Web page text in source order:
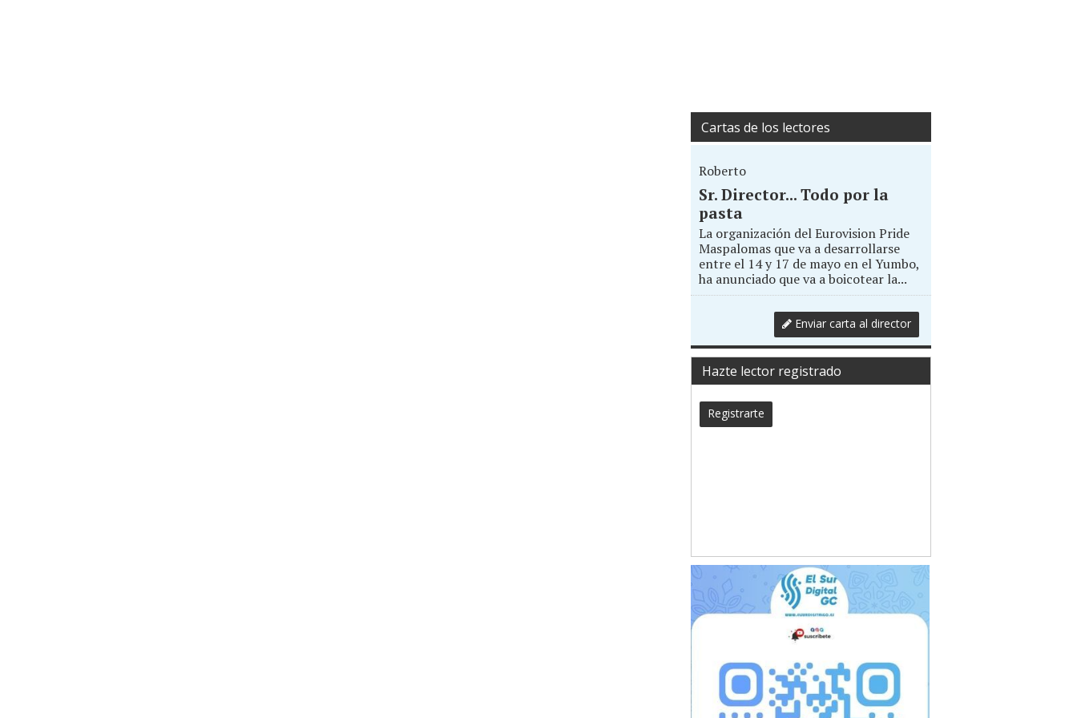
Cartas de los lectores
Roberto
Sr. Director... Todo por la
pasta
La organización del Eurovision Pride
Maspalomas que va a desarrollarse
entre el 14 y 17 de mayo en el Yumbo,
ha anunciado que va a boicotear la...
Enviar carta al director
Hazte lector registrado
Registrarte